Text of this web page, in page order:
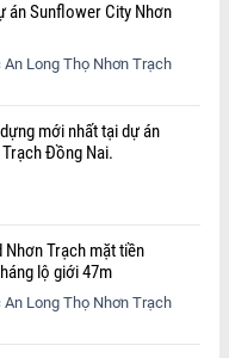
án Sunflower City Nhơn
Long Thọ Nhơn Trạch
mới nhất tại dự án
Đồng Nai.
Nhơn Trạch mặt tiền
lộ giới 47m
Long Thọ Nhơn Trạch